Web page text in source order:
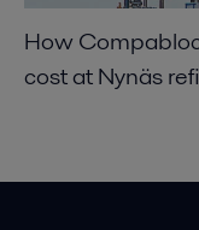
How
cost at Nynäs